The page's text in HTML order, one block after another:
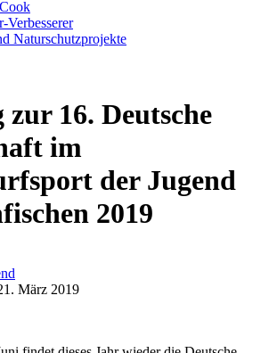
Verbesserer
Naturschutzprojekte
16. Deutsche
im
der Jugend
2019
März 2019